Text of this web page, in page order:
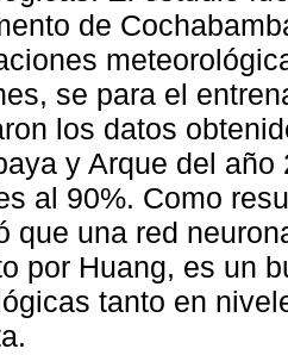
de
se para el
los datos
y Arque del
al 90%. Como
que una red
por Huang, es un
tanto en